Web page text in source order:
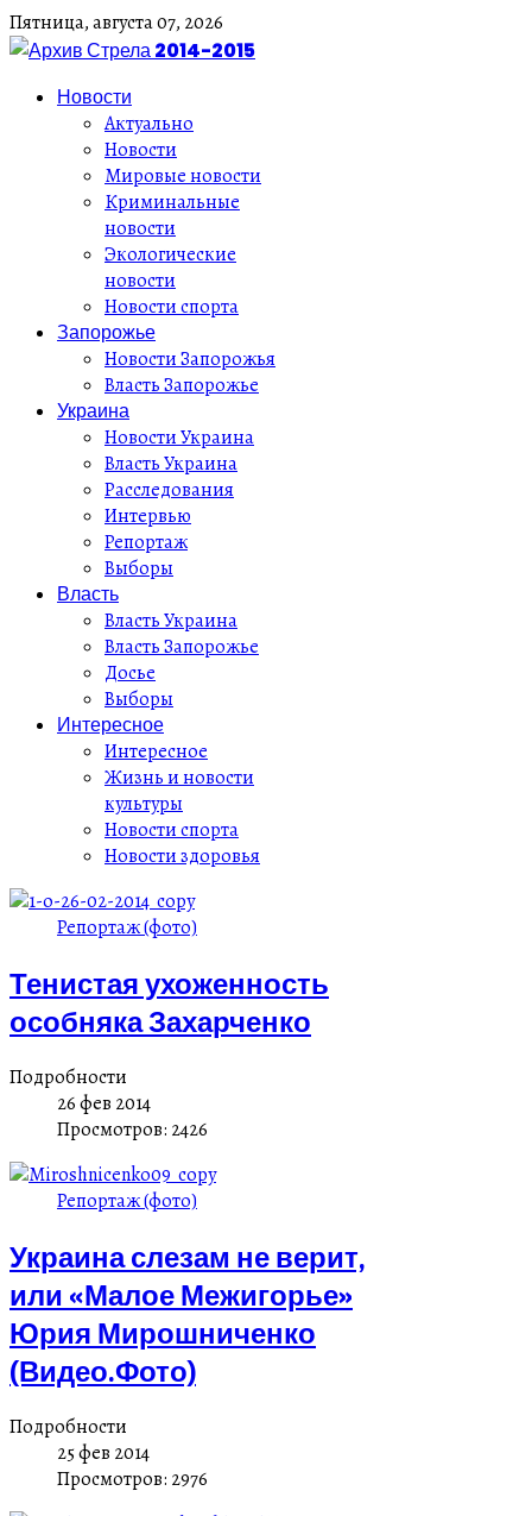
Пятница,августа07, 2026
Новости
Актуально
Новости
Мировые новости
Криминальные
новости
Экологические
новости
Новости спорта
Запорожье
Новости Запорожья
Власть Запорожье
Украина
Новости Украина
Власть Украина
Расследования
Интервью
Репортаж
Выборы
Власть
Власть Украина
Власть Запорожье
Досье
Выборы
Интересное
Интересное
Жизнь и новости
культуры
Новости спорта
Новости здоровья
Репортаж (фото)
Тенистая ухоженность
особняка Захарченко
Подробности
26 фев 2014
Просмотров: 2426
Репортаж (фото)
Украина слезам не верит,
или «Малое Межигорье»
Юрия Мирошниченко
(Видео.Фото)
Подробности
25 фев 2014
Просмотров: 2976